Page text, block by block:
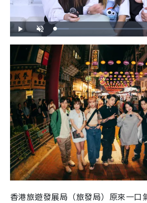
l
y
U
n
u
t
e
L
o
d
e
d
1
2
.
0
4
%
香港旅遊發展局（旅發局）原來一口